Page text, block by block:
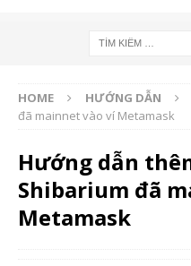
HOME HƯỚNG DẪN
đã mainnet vào ví Metamask
Hướng dẫn
Shibarium đã
Metamask